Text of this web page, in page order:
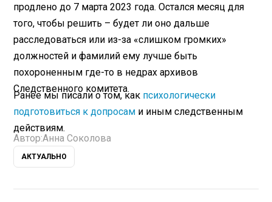
продлено до 7 марта 2023 года. Остался месяц для
того, чтобы решить – будет ли оно дальше
расследоваться или из-за «слишком громких»
должностей и фамилий ему лучше быть
похороненным где-то в недрах архивов
Следственного комитета.
Ранее мы писали о том, как психологически
подготовиться к допросам и иным следственным
действиям.
Автор:Анна Соколова
АКТУАЛЬНО